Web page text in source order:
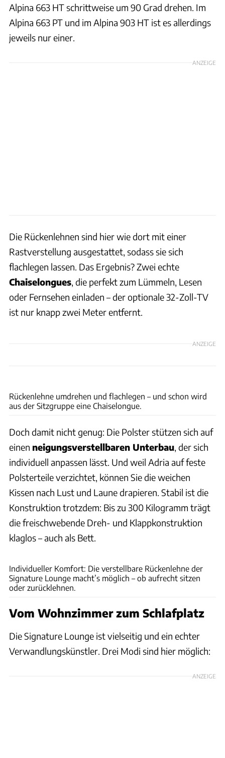
Alpina 663 HT schrittweise um 90 Grad drehen. Im
Alpina 663 PT und im Alpina 903 HT ist es allerdings
jeweils nur einer.
ANZEIGE
Die Rückenlehnen sind hier wie dort mit einer
Rastverstellung ausgestattet, sodass sie sich
flachlegen lassen. Das Ergebnis? Zwei echte
Chaiselongues, die perfekt zum Lümmeln, Lesen
oder Fernsehen einladen – der optionale 32-Zoll-TV
ist nur knapp zwei Meter entfernt.
ANZEIGE
Rückenlehne umdrehen und flachlegen – und schon wird
aus der Sitzgruppe eine Chaiselongue.
Doch damit nicht genug: Die Polster stützen sich auf
einen neigungsverstellbaren Unterbau, der sich
individuell anpassen lässt. Und weil Adria auf feste
Polsterteile verzichtet, können Sie die weichen
Kissen nach Lust und Laune drapieren. Stabil ist die
Konstruktion trotzdem: Bis zu 300 Kilogramm trägt
die freischwebende Dreh- und Klappkonstruktion
klaglos – auch als Bett.
​Individueller Komfort: Die verstellbare Rückenlehne der
Signature Lounge macht’s möglich – ob aufrecht sitzen
oder zurücklehnen.
Vom Wohnzimmer zum Schlafplatz
Die Signature Lounge ist vielseitig und ein echter
Verwandlungskünstler. Drei Modi sind hier möglich:
ANZEIGE